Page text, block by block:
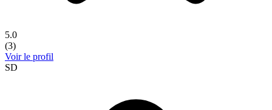
5.0
(3)
Voir le profil
SD